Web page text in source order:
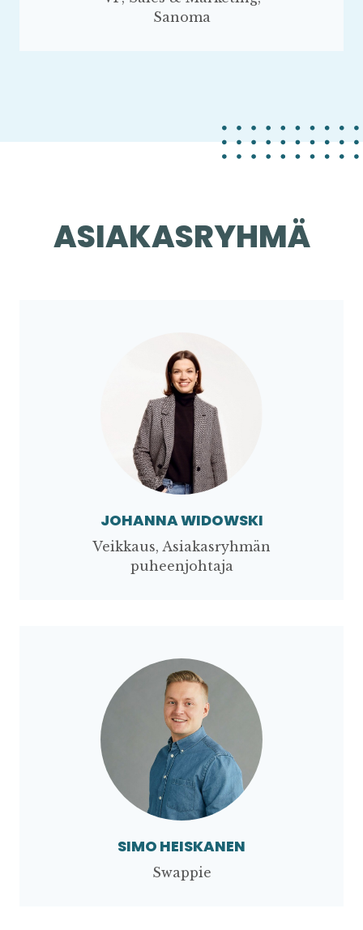
Sanoma
ASIAKASRYHMÄ
JOHANNA WIDOWSKI
Veikkaus, Asiakasryhmän
puheenjohtaja
SIMO HEISKANEN
Swappie